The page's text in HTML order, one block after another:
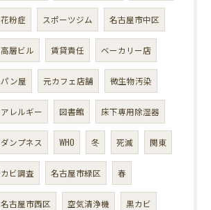
花粉症 スポーツジム 名古屋市中区
高層ビル 賃貸責任 ベーカリー店
パン屋 元カフェ店舗 微生物汚染
アレルギー 図書館 床下専用除湿器
ダンプネス WHO 冬 死滅 関東
カビ調査 名古屋市緑区 春
名古屋市西区 空気清浄機 黒カビ